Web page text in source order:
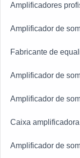
Amplificadores
Amplificador de
Fabricante de
Amplificador de
Amplificador de
Caixa
Amplificador de